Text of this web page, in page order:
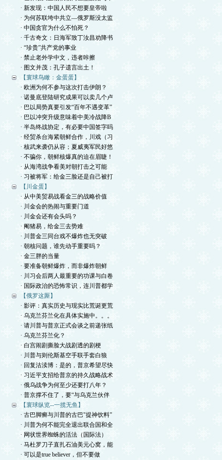
· 新发现：中国人民不想要皇帝啦
· 为何苏联垮中共立—俄罗斯没太监
· 中国贪官为什么不怕死？
· 千古奇文：日海军致丁汝昌劝降书
· “珍贵”共产党的事业
· 禁止老外学中文，违者咔擦
· 图文并茂：孔子遗言出土！
【寰球鸟瞰：金蛋蛋】
· 欧洲为何不参与这次打击伊朗？
· 诺曼底登陆研究成果可以卖几个卢
· 巴以局势真要引发“百年不遇变革”
· 巴以冲突升级意味着中美冷战降B
· 半岛终战协定，有必要中国签字吗
· 经贸杀台海紧朝鲜合作，川戏（习
· 核武来袭仍从容；夏威夷军民好悠
· 不骗你，朝鲜核爆真的迫在眉睫！
· 从海湾战争看美对朝打击之可能
· 习被将军：给金三脸还是自己被打
【川金蛋】
· 从中美贸易战看金三的战略价值
· 川金会的热闹与重要门道
· 川金会还有会头吗？
· 阉猪易，给金三去势难
· 川普金三同台戏不爆炸也无突破
· 朝核问题，谁先动手重要吗？
· 金三胖的当量
· 要准备朝鲜爆炸，而非爆炸朝鲜
· 川习会后两人最重要的功课与白卷
· 国际政治的恐怖常识，连川普都学
【俄罗这厮】
· 影评：真实历史与现实比荒诞更荒
· 乌克兰芬兰化在具体实施中。。。
· 请川普与普京正式会谈之前递张纸
· 乌克兰芬兰化？
· 白宫闹剧撕脸大战剧透的剧梗
· 川普与则伦斯基空手联手套白狼
· 回复沽渎博：是的，普京希望尽快
· 习近平支招给普京的持久战略战术
· 俄乌战争为何至少还要打八年？
· 普京撑不住了，要“与乌克兰伙伴
【寰球纵览--一揽无鱼】
· 古巴脚癣与川普的古巴"提神饮料”
· 川普为何不能完全退出联合国和全
· 网状世界蜘蛛的活法（国际法）
· 马杜罗刀子直扎石油美元心窝，能
· 可以是true believer，但不要做